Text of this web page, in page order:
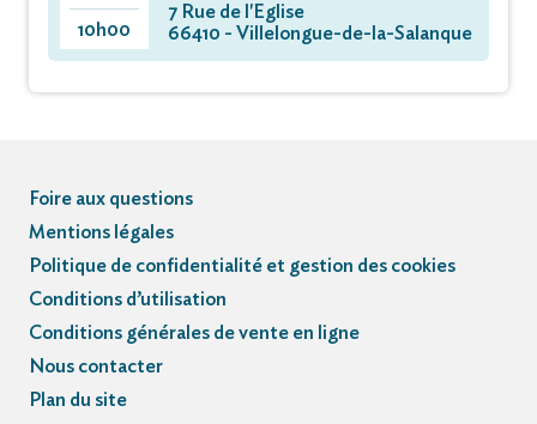
10h00
7 Rue de l'Eglise
66410 - Villelongue-de-la-Salanque
Foire aux questions
Mentions légales
Politique de confidentialité et gestion des cookies
Conditions d’utilisation
Conditions générales de vente en ligne
Nous contacter
Plan du site